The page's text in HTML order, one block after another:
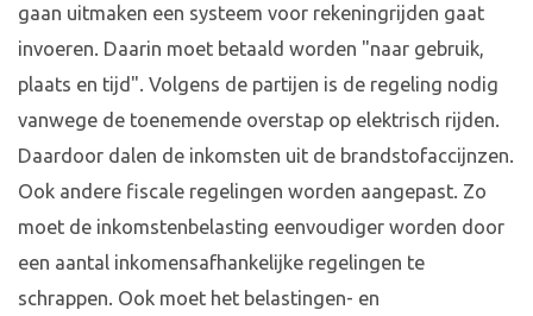
gaan uitmaken een systeem voor rekeningrijden gaat
invoeren. Daarin moet betaald worden "naar gebruik,
plaats en tijd". Volgens de partijen is de regeling nodig
vanwege de toenemende overstap op elektrisch rijden.
Daardoor dalen de inkomsten uit de brandstofaccijnzen.
Ook andere fiscale regelingen worden aangepast. Zo
moet de inkomstenbelasting eenvoudiger worden door
een aantal inkomensafhankelijke regelingen te
schrappen. Ook moet het belastingen- en